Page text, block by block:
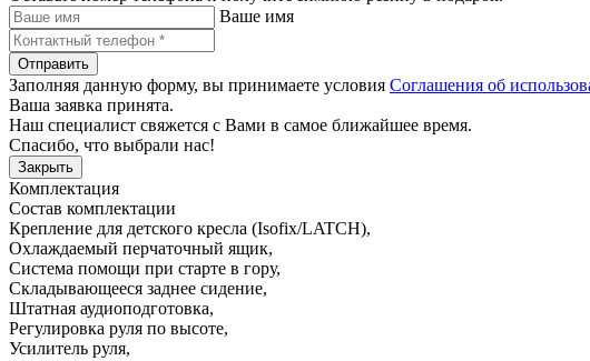
Ваше имя
Отправить
Заполняя данную форму, вы принимаете условия Соглашения об
Ваша заявка принята.
Наш специалист свяжется с Вами в самое ближайшее время.
Спасибо, что выбрали нас!
Закрыть
Комплектация
Состав комплектации
Крепление для детского кресла (Isofix/LATCH),
Охлаждаемый перчаточный ящик,
Система помощи при старте в гору,
Складывающееся заднее сидение,
Штатная аудиоподготовка,
Регулировка руля по высоте,
Усилитель руля,